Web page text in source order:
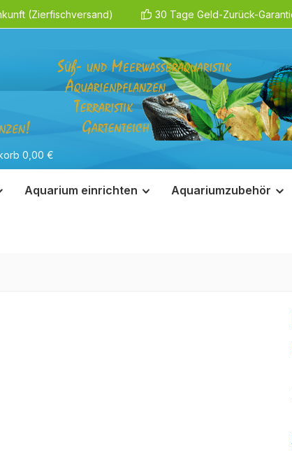
(Zierfischversand) 30 Tage Geld-Zurück-
0,00 €
Aquarium einrichten Aquariumzubehör